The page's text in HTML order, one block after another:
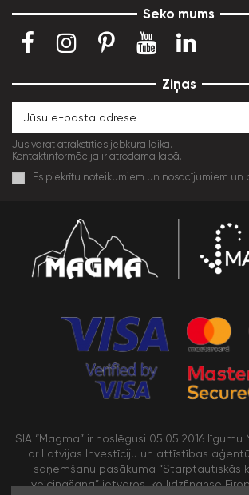
Seko mums
Ziņas
Jūs varat atrakstīties jebkurā laikā.
Kontaktinformācija ir atrodama lapā.
Es piekrītu noteikumiem un nosacījumiem un
SIA “Magma” ir noslēgusi 05.05.2016 līgumu
ar Latvijas Investīciju un attīstības
saņemšanu pasākuma “Starptautiskās
veicināšana” ietvaros, ko līdzfinansē